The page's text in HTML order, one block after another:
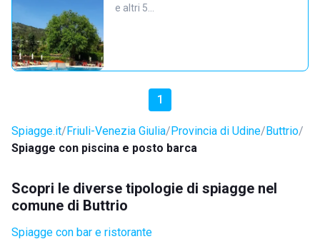
e altri 5…
1
Spiagge.it Friuli-Venezia Giulia Provincia di Udine Buttrio
Spiagge con piscina e posto barca
Scopri le diverse tipologie di spiagge nel
comune di Buttrio
Spiagge con bar e ristorante